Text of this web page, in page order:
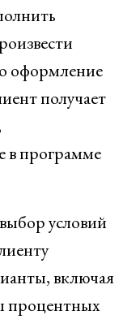
оформление
получает
в программе
условий
включая
процентных